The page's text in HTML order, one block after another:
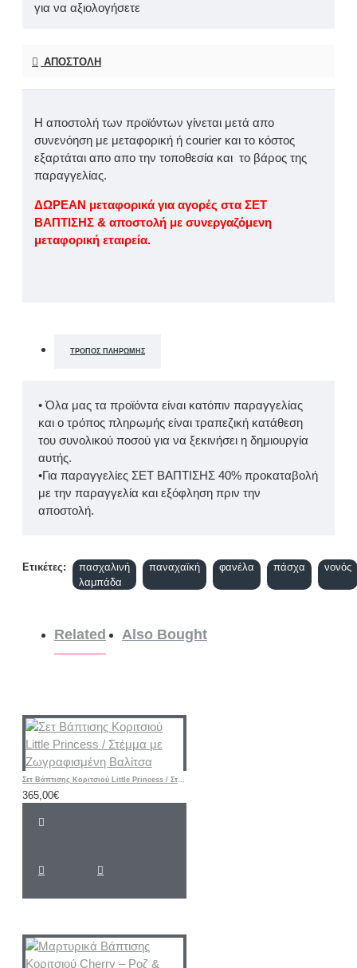
για να αξιολογήσετε
ΑΠΟΣΤΟΛΉ
Η αποστολή των προϊόντων γίνεται μετά απο
συνενόηση με μεταφορική ή courier και το κόστος
εξαρτάται απο απο την τοποθεσία και το βάρος της
παραγγελίας.
ΔΩΡΕΑΝ μεταφορικά για αγορές στα ΣΕΤ
ΒΑΠΤΙΣΗΣ & αποστολή με συνεργαζόμενη
μεταφορική εταιρεία.
ΤΡΌΠΟΣ ΠΛΗΡΩΜΉΣ
• Όλα μας τα προϊόντα είναι κατόπιν παραγγελίας
και ο τρόπος πληρωμής είναι τραπεζική κατάθεση
του συνολικού ποσού για να ξεκινήσει η δημιουργία
αυτής.
•Για παραγγελίες ΣΕΤ ΒΑΠΤΙΣΗΣ 40% προκαταβολή
με την παραγγελία και εξόφληση πριν την
αποστολή.
Ετικέτες:
πασχαλινή
λαμπάδα
παναχαϊκή φανέλα πάσχα νονός
Related Also Bought
Σετ Βάπτισης Κοριτσιού Little Princess / Στέμμα με Ζωγραφισμένη Βαλίτσα
365,00€